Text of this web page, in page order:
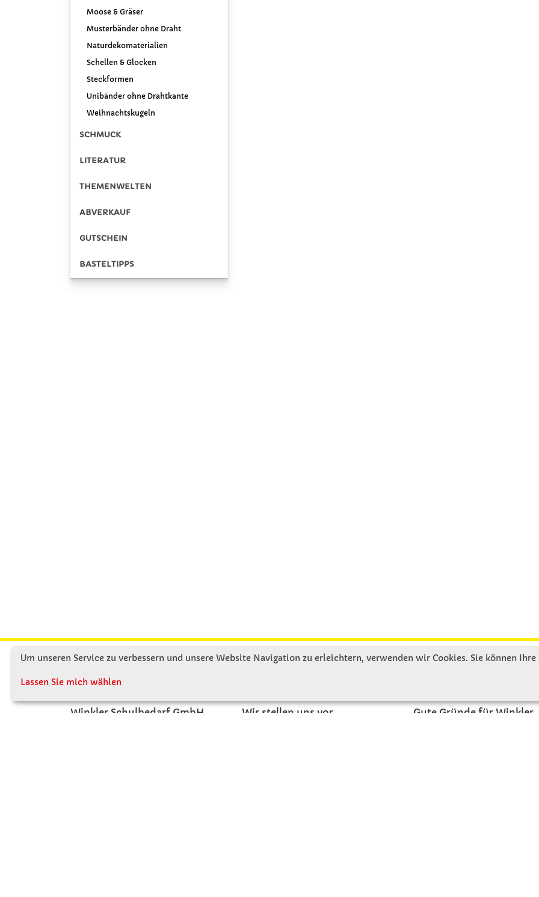
Moose & Gräser
Musterbänder ohne Draht
Naturdekomaterialien
Schellen & Glocken
Steckformen
Unibänder ohne Drahtkante
Weihnachtskugeln
SCHMUCK
LITERATUR
THEMENWELTEN
ABVERKAUF
GUTSCHEIN
BASTELTIPPS
KONTAKT
Winkler Schulbedarf GmbH
Wir stellen uns vor
Gute Gründe für Winkler
Um unseren Service zu verbessern und unsere Website Navigation zu erleichtern, verwenden wir Cookies. Sie können
Lassen Sie mich wählen